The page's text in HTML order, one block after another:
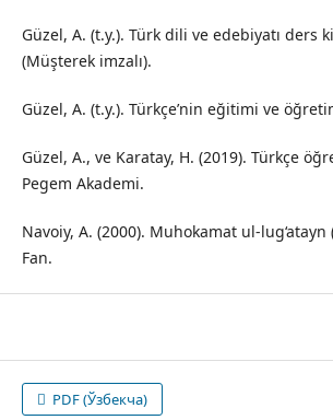
Güzel, A. (t.y.). Türk dili ve edebiyatı ders
(Müşterek imzalı).
Güzel, A. (t.y.). Türkçe’nin eğitimi ve
Güzel, A., ve Karatay, H. (2019). Türkçe
Pegem Akademi.
Navoiy, A. (2000). Muhokamat ul-lug‘atayn
Fan.
PDF (Ўзбекча)